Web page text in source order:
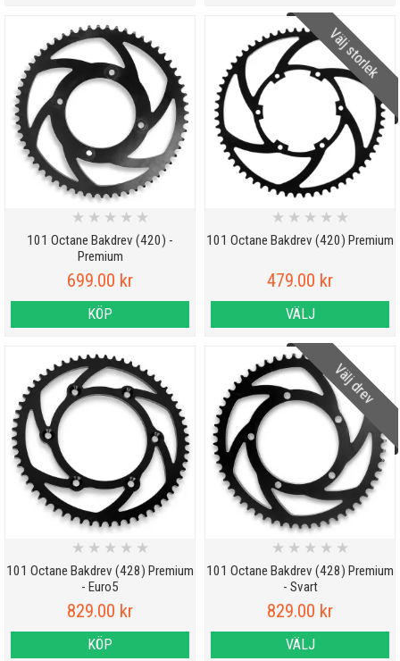
101 Octane Bakdrev (420) -
Premium
★ ★ ★ ★ ★
699.00 kr
KÖP
Välj storlek
101 Octane Bakdrev (420) Premium
★ ★ ★ ★ ★
479.00 kr
VÄLJ
101 Octane Bakdrev (428) Premium
- Euro5
★ ★ ★ ★ ★
829.00 kr
KÖP
Välj drev
101 Octane Bakdrev (428) Premium
- Svart
★ ★ ★ ★ ★
829.00 kr
VÄLJ